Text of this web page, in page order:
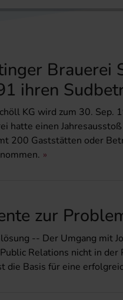
Brauerei
ihren
KG wird zum 30.
hatte einen
200 Gaststätten oder
zur
-- Der Umgang mit
Relations nicht in
die Basis für eine